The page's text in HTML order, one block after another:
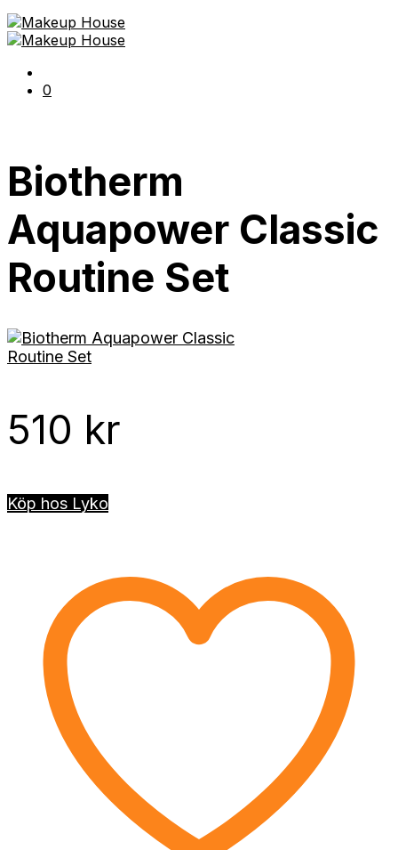
0
Biotherm
Aquapower Classic
Routine Set
510 kr
Köp hos Lyko